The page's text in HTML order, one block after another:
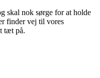
skal nok sørge for at holde
finder vej til vores
tæt på.